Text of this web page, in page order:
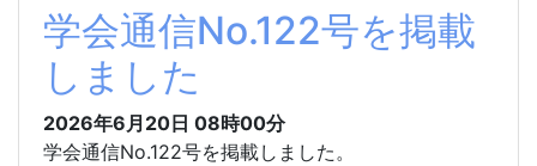
学会通信No.122号を掲載
しました
2026年6月20日 08時00分
学会通信No.122号を掲載しました。